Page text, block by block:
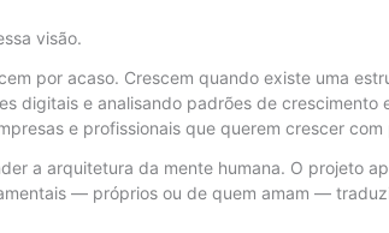
visão.
por acaso. Crescem quando existe uma
digitais e analisando padrões de
e profissionais que querem crescer
a arquitetura da mente humana. O projeto
— próprios ou de quem amam —